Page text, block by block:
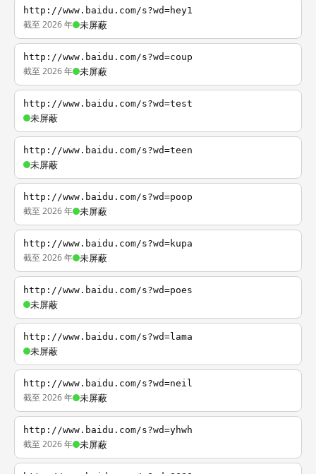
http://www.baidu.com/s?wd=hey1
截至 2026 年 未屏蔽
http://www.baidu.com/s?wd=coup
截至 2026 年 未屏蔽
http://www.baidu.com/s?wd=test
未屏蔽
http://www.baidu.com/s?wd=teen
未屏蔽
http://www.baidu.com/s?wd=poop
截至 2026 年 未屏蔽
http://www.baidu.com/s?wd=kupa
截至 2026 年 未屏蔽
http://www.baidu.com/s?wd=poes
未屏蔽
http://www.baidu.com/s?wd=lama
未屏蔽
http://www.baidu.com/s?wd=neil
截至 2026 年 未屏蔽
http://www.baidu.com/s?wd=yhwh
截至 2026 年 未屏蔽